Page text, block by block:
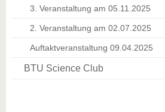
3. Veranstaltung am 05.11.2025
2. Veranstaltung am 02.07.2025
Auftaktveranstaltung 09.04.2025
BTU Science Club